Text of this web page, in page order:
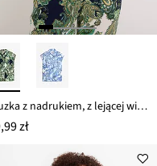
Bluzka z nadrukiem, z lejącej wiskozy
zł